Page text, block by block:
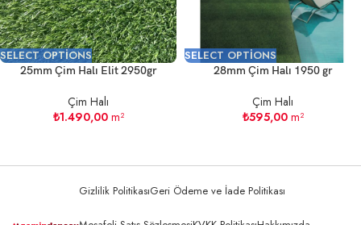
SELECT OPTIONS
25mm Çim Halı Elit 2950gr
Çim Halı
₺1.490,00m²
SELECT OPTIONS
28mm Çim Halı 1950 gr
Çim Halı
₺595,00m²
Gizlilik PolitikasıGeri Ödeme ve İade Politikası